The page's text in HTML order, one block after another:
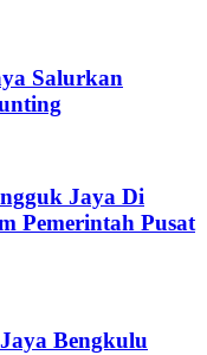
Salurkan
Jaya Di
Pemerintah Pusat
Bengkulu